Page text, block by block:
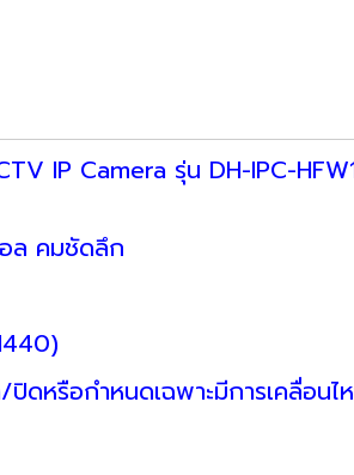
IP Camera รุ่น DH-IPC-
ล คมชัดลึก
ดหรือกำหนดเฉพาะมีการเคลื่อนไ